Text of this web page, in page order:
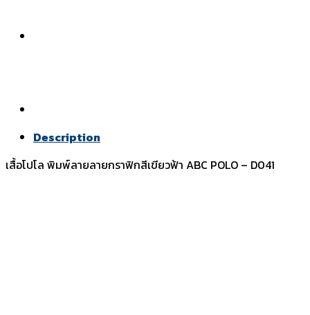
Description
เสื้อโปโล พิมพ์ลายลายกราฟิกสีเขียวฟ้า ABC POLO – D041